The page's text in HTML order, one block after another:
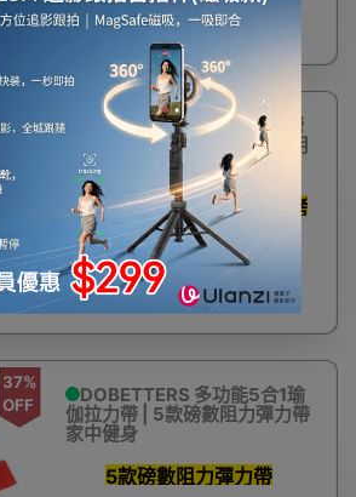
OFF
22寸圓鼓形不銹鋼BBQ燒烤
爐 | 戶外野餐 | 派對聚會 | 耐用
易潔
一班人圍住燒 弧型爐蓋燜烤
鎖住肉汁
$650 $699
37%
OFF
DOBETTERS 多功能5合1瑜
伽拉力帶 | 5款磅數阻力彈力帶
家中健身
5款磅數阻力彈力帶